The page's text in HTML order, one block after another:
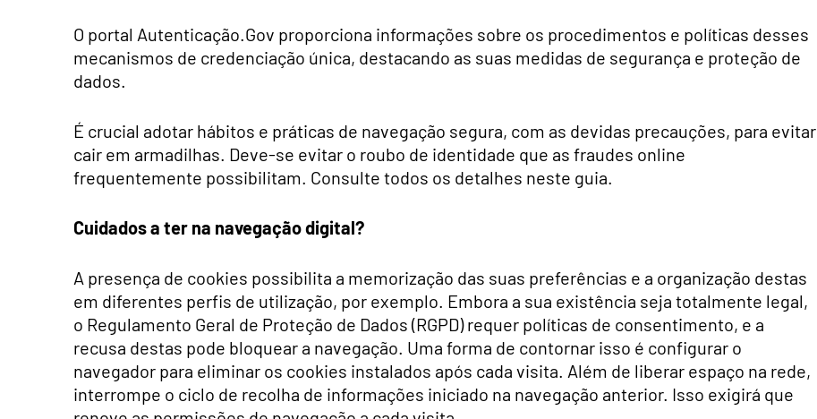
O portal Autenticação.Gov proporciona informações sobre os procedimentos e políticas desses
mecanismos de credenciação única, destacando as suas medidas de segurança e proteção de
dados.
É crucial adotar hábitos e práticas de navegação segura, com as devidas precauções, para evitar
cair em armadilhas. Deve-se evitar o roubo de identidade que as fraudes online
frequentemente possibilitam. Consulte todos os detalhes neste guia.
Cuidados a ter na navegação digital?
A presença de cookies possibilita a memorização das suas preferências e a organização destas
em diferentes perfis de utilização, por exemplo. Embora a sua existência seja totalmente legal,
o Regulamento Geral de Proteção de Dados (RGPD) requer políticas de consentimento, e a
recusa destas pode bloquear a navegação. Uma forma de contornar isso é configurar o
navegador para eliminar os cookies instalados após cada visita. Além de liberar espaço na rede,
interrompe o ciclo de recolha de informações iniciado na navegação anterior. Isso exigirá que